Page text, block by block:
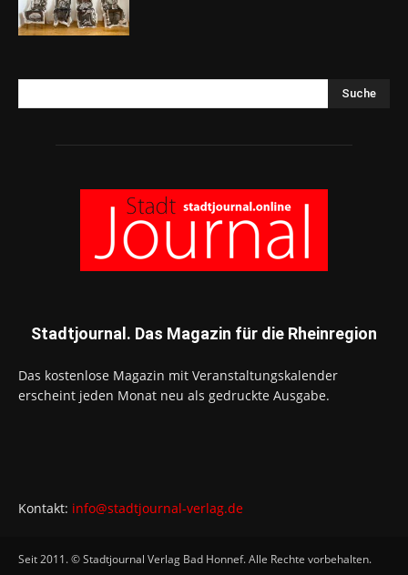
Suche
Stadtjournal. Das Magazin für die Rheinregion
Das kostenlose Magazin mit Veranstaltungskalender
erscheint jeden Monat neu als gedruckte Ausgabe.
Kontakt: info@stadtjournal-verlag.de
Seit 2011. © Stadtjournal Verlag Bad Honnef. Alle Rechte vorbehalten.